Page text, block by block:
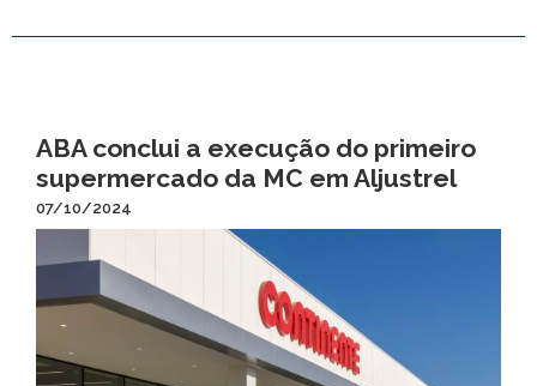
ABA conclui a execução do primeiro
supermercado da MC em Aljustrel
07/10/2024